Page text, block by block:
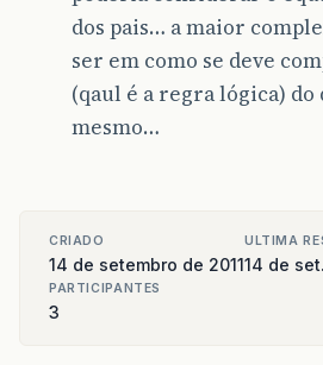
dos pais… a maior
ser em como se deve
(qaul é a regra lógica)
mesmo…
CRIADO
14 de setembro de 2011
ULTIMA
14 de
PARTICIPANTES
3